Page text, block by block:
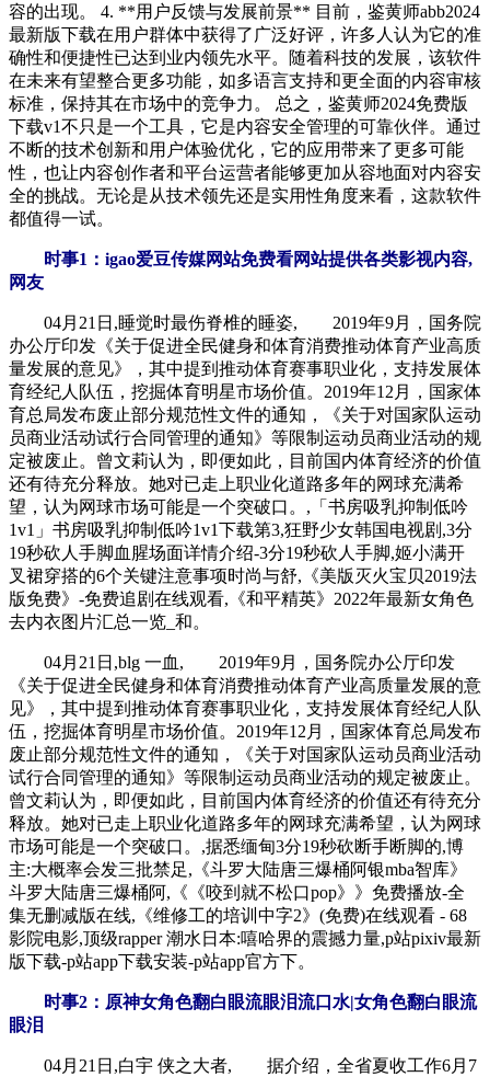
容的出现。 4. **用户反馈与发展前景** 目前，鉴黄师abb2024
最新版下载在用户群体中获得了广泛好评，许多人认为它的准
确性和便捷性已达到业内领先水平。随着科技的发展，该软件
在未来有望整合更多功能，如多语言支持和更全面的内容审核
标准，保持其在市场中的竞争力。 总之，鉴黄师2024免费版
下载v1不只是一个工具，它是内容安全管理的可靠伙伴。通过
不断的技术创新和用户体验优化，它的应用带来了更多可能
性，也让内容创作者和平台运营者能够更加从容地面对内容安
全的挑战。无论是从技术领先还是实用性角度来看，这款软件
都值得一试。
时事1：igao爱豆传媒网站免费看网站提供各类影视内容,
网友
04月21日,睡觉时最伤脊椎的睡姿, 2019年9月，国务院
办公厅印发《关于促进全民健身和体育消费推动体育产业高质
量发展的意见》，其中提到推动体育赛事职业化，支持发展体
育经纪人队伍，挖掘体育明星市场价值。2019年12月，国家体
育总局发布废止部分规范性文件的通知，《关于对国家队运动
员商业活动试行合同管理的通知》等限制运动员商业活动的规
定被废止。曾文莉认为，即便如此，目前国内体育经济的价值
还有待充分释放。她对已走上职业化道路多年的网球充满希
望，认为网球市场可能是一个突破口。,「书房吸乳抑制低吟
1v1」书房吸乳抑制低吟1v1下载第3,狂野少女韩国电视剧,3分
19秒砍人手脚血腥场面详情介绍-3分19秒砍人手脚,姬小满开
叉裙穿搭的6个关键注意事项时尚与舒,《美版灭火宝贝2019法
版免费》-免费追剧在线观看,《和平精英》2022年最新女角色
去内衣图片汇总一览_和。
04月21日,blg 一血, 2019年9月，国务院办公厅印发
《关于促进全民健身和体育消费推动体育产业高质量发展的意
见》，其中提到推动体育赛事职业化，支持发展体育经纪人队
伍，挖掘体育明星市场价值。2019年12月，国家体育总局发布
废止部分规范性文件的通知，《关于对国家队运动员商业活动
试行合同管理的通知》等限制运动员商业活动的规定被废止。
曾文莉认为，即便如此，目前国内体育经济的价值还有待充分
释放。她对已走上职业化道路多年的网球充满希望，认为网球
市场可能是一个突破口。,据悉缅甸3分19秒砍断手断脚的,博
主:大概率会发三批禁足,《斗罗大陆唐三爆桶阿银mba智库》
斗罗大陆唐三爆桶阿,《《咬到就不松口pop》》免费播放-全
集无删减版在线,《维修工的培训中字2》(免费)在线观看 - 68
影院电影,顶级rapper 潮水日本:嘻哈界的震撼力量,p站pixiv最新
版下载-p站app下载安装-p站app官方下。
时事2：原神女角色翻白眼流眼泪流口水|女角色翻白眼流
眼泪
04月21日,白宇 侠之大者, 据介绍，全省夏收工作6月7